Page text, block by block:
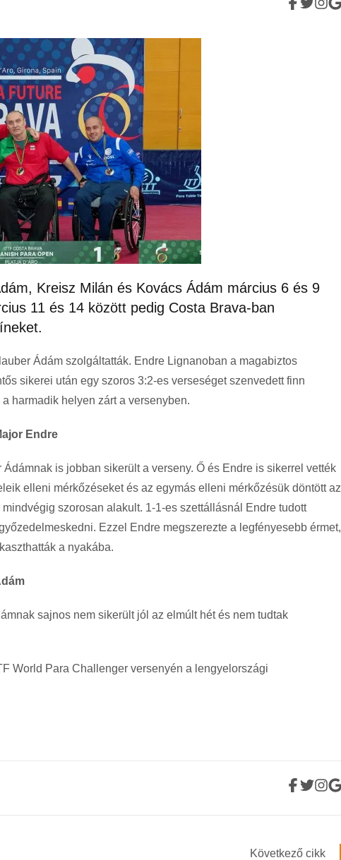
Kreisz Milán és Kovács Ádám március 6 és 9
11 és 14 között pedig Costa Brava-ban
Ádám szolgáltatták. Endre Lignanoban a magabiztos
sikerei után egy szoros 3:2-es verseséget szenvedett finn
harmadik helyen zárt a versenyben.
Endre
is jobban sikerült a verseny. Ő és Endre is sikerrel vették
elleni mérkőzéseket és az egymás elleni mérkőzésük döntött az
szorosan alakult. 1-1-es szettállásnál Endre tudott
Ezzel Endre megszerezte a legfényesebb érmet,
a nyakába.
sajnos nem sikerült jól az elmúlt hét és nem tudtak
World Para Challenger versenyén a lengyelországi
Következő cikk